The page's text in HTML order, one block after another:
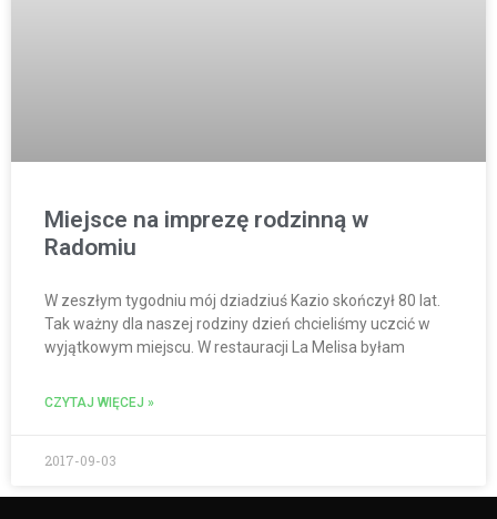
Miejsce na imprezę rodzinną w
Radomiu
W zeszłym tygodniu mój dziadziuś Kazio skończył 80 lat.
Tak ważny dla naszej rodziny dzień chcieliśmy uczcić w
wyjątkowym miejscu. W restauracji La Melisa byłam
CZYTAJ WIĘCEJ »
2017-09-03